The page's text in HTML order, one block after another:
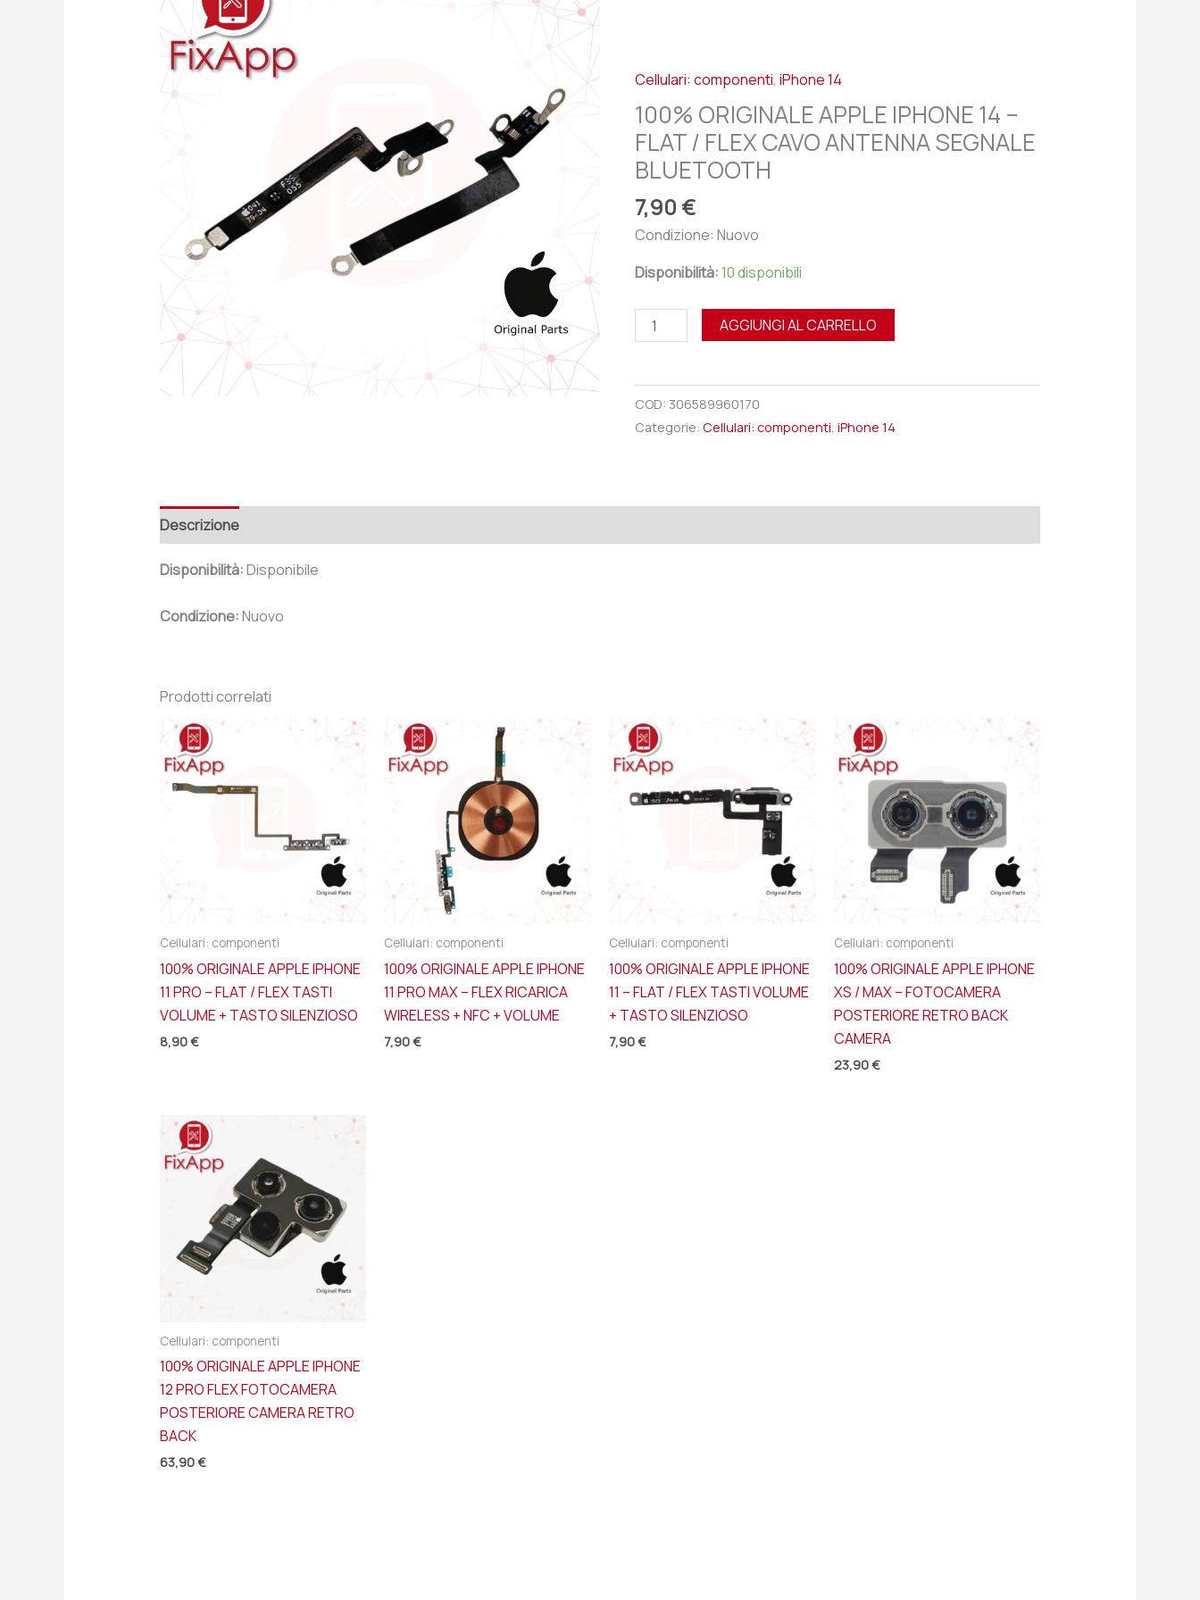
Cellulari: componenti,iPhone 14
100% ORIGINALE APPLE IPHONE 14 –
FLAT / FLEX CAVO ANTENNA SEGNALE
BLUETOOTH
7,90 €
Condizione: Nuovo
Disponibilità: 10 disponibili
-
FLAT
/
FLEX
CAVO
ANTENNA
SEGNALE
BLUETOOTH
quantità
AGGIUNGI AL CARRELLO
COD: 306589960170
Categorie:Cellulari: componenti ,iPhone 14
Descrizione
Disponibilità:Disponibile
Condizione:Nuovo
Prodotti correlati
Cellulari: componenti
100% ORIGINALE APPLE IPHONE
11 PRO – FLAT / FLEX TASTI
VOLUME + TASTO SILENZIOSO
8,90€
Cellulari: componenti
100% ORIGINALE APPLE IPHONE
11 PRO MAX – FLEX RICARICA
WIRELESS + NFC + VOLUME
7,90€
Cellulari: componenti
100% ORIGINALE APPLE IPHONE
11 – FLAT / FLEX TASTI VOLUME
+ TASTO SILENZIOSO
7,90€
Cellulari: componenti
100% ORIGINALE APPLE IPHONE
XS / MAX – FOTOCAMERA
POSTERIORE RETRO BACK
CAMERA
23,90€
Cellulari: componenti
100% ORIGINALE APPLE IPHONE
12 PRO FLEX FOTOCAMERA
POSTERIORE CAMERA RETRO
BACK
63,90€